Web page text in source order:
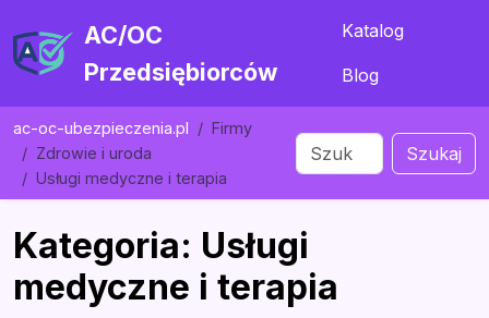
AC/OC
Przedsiębiorców
Katalog
Blog
ac-oc-ubezpieczenia.pl
Firmy
Zdrowie i uroda
Usługi medyczne i terapia
Szukaj
Kategoria: Usługi
medyczne i terapia